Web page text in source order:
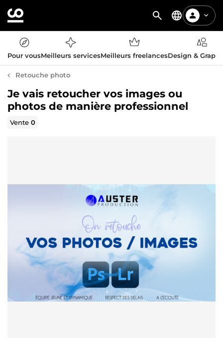
Pour vousMeilleurs servicesMeilleurs freelancesDesign &
Retouche photo
Je vais retoucher vos images ou
photos de manière professionnel
Vente0